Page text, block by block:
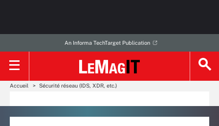
An Informa TechTarget Publication
Accueil Sécurité réseau (IDS, XDR, etc.)